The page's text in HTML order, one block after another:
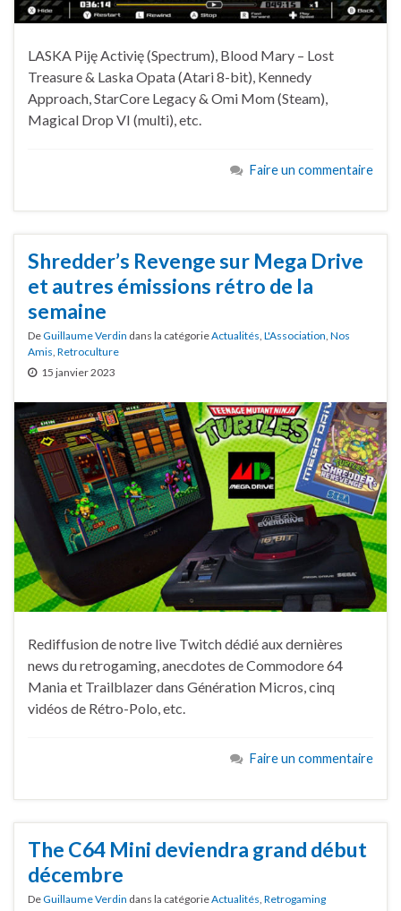
LASKA Piję Activię (Spectrum), Blood Mary – Lost
Treasure & Laska Opata (Atari 8-bit), Kennedy
Approach, StarCore Legacy & Omi Mom (Steam),
Magical Drop VI (multi), etc.
Faire un commentaire
Shredder’s Revenge sur Mega Drive
et autres émissions rétro de la
semaine
DeGuillaume Verdin dans la catégorieActualités L'Association Nos
Amis Retroculture
15 janvier 2023
Rediffusion de notre live Twitch dédié aux dernières
news du retrogaming, anecdotes de Commodore 64
Mania et Trailblazer dans Génération Micros, cinq
vidéos de Rétro-Polo, etc.
Faire un commentaire
The C64 Mini deviendra grand début
décembre
DeGuillaume Verdin dans la catégorieActualités Retrogaming